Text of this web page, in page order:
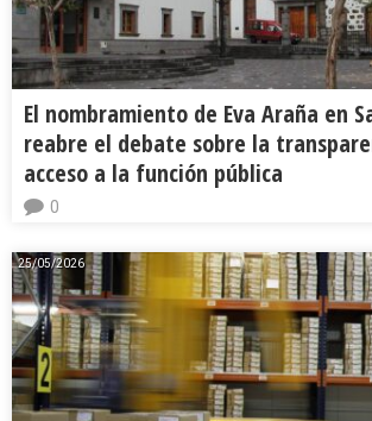
El nombramiento de Eva Araña en
reabre el debate sobre la
acceso a la función pública
0
25/05/2026